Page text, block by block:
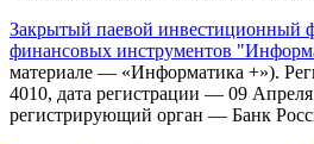
Закрытый паевой инвестиционный
финансовых инструментов
материале — «Информатика +»).
4010, дата регистрации — 09 Апреля
регистрирующий орган — Банк